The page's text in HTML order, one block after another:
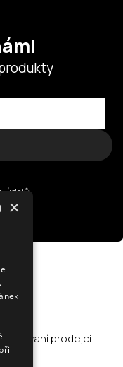
údajů
prodejci
×